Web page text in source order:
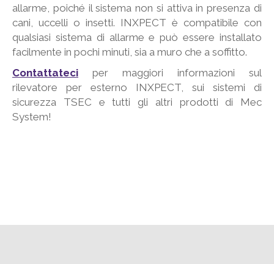
allarme, poiché il sistema non si attiva in presenza di
cani, uccelli o insetti. INXPECT è compatibile con
qualsiasi sistema di allarme e può essere installato
facilmente in pochi minuti, sia a muro che a soffitto.
Contattateci per maggiori informazioni sul
rilevatore per esterno INXPECT, sui sistemi di
sicurezza TSEC e tutti gli altri prodotti di Mec
System!